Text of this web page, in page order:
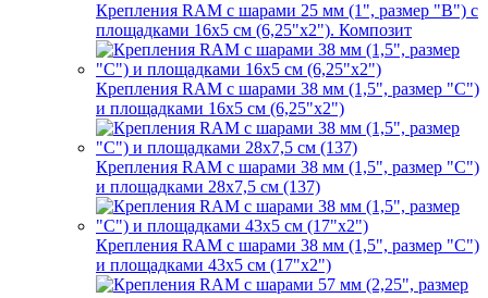
Крепления RAM с шарами 25 мм (1", размер "B") с
площадками 16х5 см (6,25"х2"). Композит
Крепления RAM с шарами 38 мм (1,5", размер "C")
и площадками 16х5 см (6,25"х2")
Крепления RAM с шарами 38 мм (1,5", размер "C")
и площадками 28х7,5 см (137)
Крепления RAM с шарами 38 мм (1,5", размер "C")
и площадками 43х5 см (17"х2")